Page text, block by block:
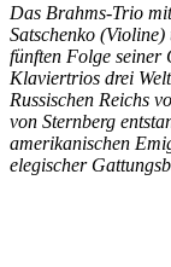
Das Brahms-Trio
Satschenko
fünften Folge seiner
Klaviertrios drei
Russischen Reichs
von Sternberg
amerikanischen
elegischer